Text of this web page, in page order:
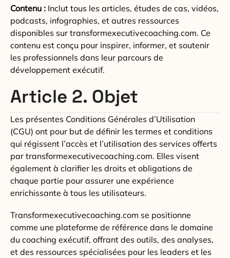
Contenu : Inclut tous les articles, études de cas, vidéos,
podcasts, infographies, et autres ressources
disponibles sur transformexecutivecoaching.com. Ce
contenu est conçu pour inspirer, informer, et soutenir
les professionnels dans leur parcours de
développement exécutif.
Article 2. Objet
Les présentes Conditions Générales d’Utilisation
(CGU) ont pour but de définir les termes et conditions
qui régissent l’accès et l’utilisation des services offerts
par transformexecutivecoaching.com. Elles visent
également à clarifier les droits et obligations de
chaque partie pour assurer une expérience
enrichissante à tous les utilisateurs.
Transformexecutivecoaching.com se positionne
comme une plateforme de référence dans le domaine
du coaching exécutif, offrant des outils, des analyses,
et des ressources spécialisées pour les leaders et les